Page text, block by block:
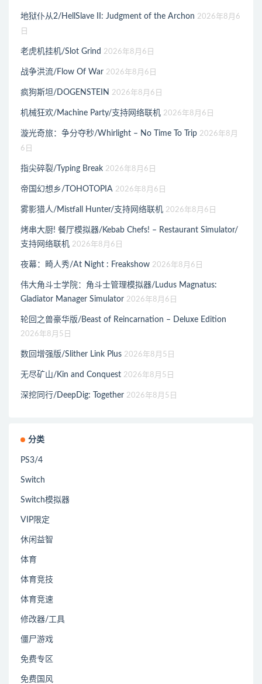
地狱仆从2/HellSlave II: Judgment of the Archon 2026年8月6
日
老虎机挂机/Slot Grind 2026年8月6日
战争洪流/Flow Of War 2026年8月6日
疯狗斯坦/DOGENSTEIN 2026年8月6日
机械狂欢/Machine Party/支持网络联机 2026年8月6日
漩光奇旅：争分夺秒/Whirlight – No Time To Trip 2026年8月
6日
指尖碎裂/Typing Break 2026年8月6日
帝国幻想乡/TOHOTOPIA 2026年8月6日
雾影猎人/Mistfall Hunter/支持网络联机 2026年8月6日
烤串大厨! 餐厅模拟器/Kebab Chefs! – Restaurant Simulator/
支持网络联机 2026年8月6日
夜幕：畸人秀/At Night : Freakshow 2026年8月6日
伟大角斗士学院：角斗士管理模拟器/Ludus Magnatus:
Gladiator Manager Simulator 2026年8月6日
轮回之兽豪华版/Beast of Reincarnation – Deluxe Edition
2026年8月5日
数回增强版/Slither Link Plus 2026年8月5日
无尽矿山/Kin and Conquest 2026年8月5日
深挖同行/DeepDig: Together 2026年8月5日
分类
PS3/4
Switch
Switch模拟器
VIP限定
休闲益智
体育
体育竞技
体育竞速
修改器/工具
僵尸游戏
免费专区
免费国风